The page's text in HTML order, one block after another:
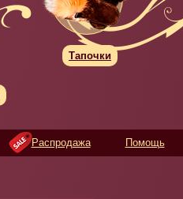
Тапочки
Распродажа Помощь